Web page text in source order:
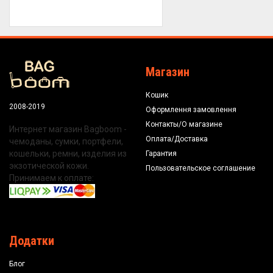
2008-2019
Интернет магазин Bagboom -
чемоданы, сумки, портфели,
кошельки, ремни, изделия из
экзотической кожи.
Принимаем к оплате:
Магазин
Кошик
Оформлення замовлення
Контакты/О магазине
Оплата/Доставка
Гарантия
Пользовательское соглашение
Додатки
Блог